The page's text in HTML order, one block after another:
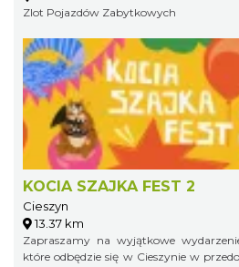
Zlot Pojazdów Zabytkowych
KOCIA SZAJKA FEST 2
Cieszyn
13.37 km
Zapraszamy na wyjątkowe
które odbędzie się w Cieszynie w